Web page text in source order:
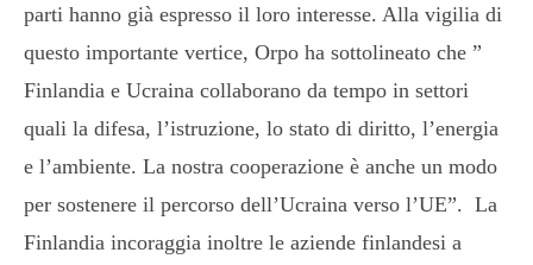
parti hanno già espresso il loro interesse. Alla vigilia di
questo importante vertice, Orpo ha sottolineato che ”
Finlandia e Ucraina collaborano da tempo in settori
quali la difesa, l’istruzione, lo stato di diritto, l’energia
e l’ambiente. La nostra cooperazione è anche un modo
per sostenere il percorso dell’Ucraina verso l’UE”. La
Finlandia incoraggia inoltre le aziende finlandesi a